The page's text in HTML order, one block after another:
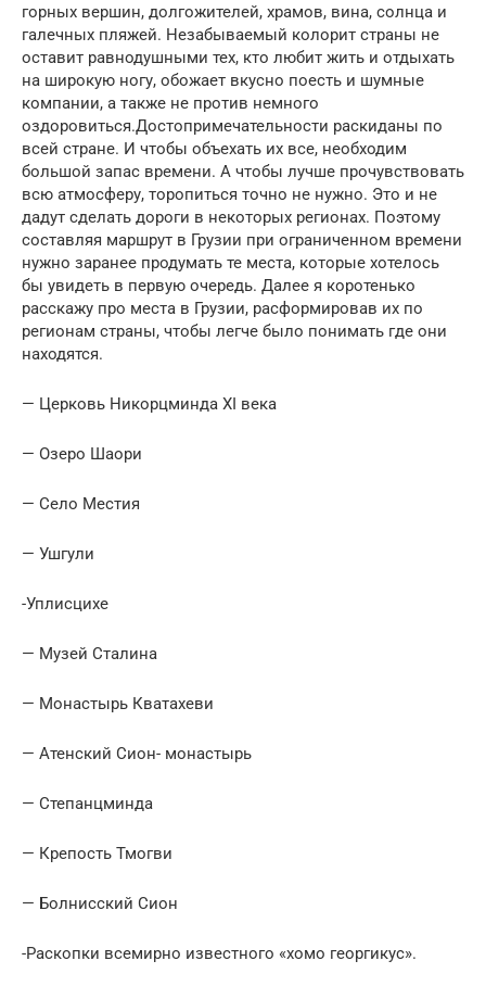
горных вершин, долгожителей, храмов, вина, солнца и
галечных пляжей. Незабываемый колорит страны не
оставит равнодушными тех, кто любит жить и отдыхать
на широкую ногу, обожает вкусно поесть и шумные
компании, а также не против немного
оздоровиться.Достопримечательности раскиданы по
всей стране. И чтобы объехать их все, необходим
большой запас времени. А чтобы лучше прочувствовать
всю атмосферу, торопиться точно не нужно. Это и не
дадут сделать дороги в некоторых регионах. Поэтому
составляя маршрут в Грузии при ограниченном времени
нужно заранее продумать те места, которые хотелось
бы увидеть в первую очередь. Далее я коротенько
расскажу про места в Грузии, расформировав их по
регионам страны, чтобы легче было понимать где они
находятся.
— Церковь Никорцминда XI века
— Озеро Шаори
— Село Местия
— Ушгули
-Уплисцихе
— Музей Сталина
— Монастырь Кватахеви
— Атенский Сион- монастырь
— Степанцминда
— Крепость Тмогви
— Болнисский Сион
-Раскопки всемирно известного «хомо георгикус».